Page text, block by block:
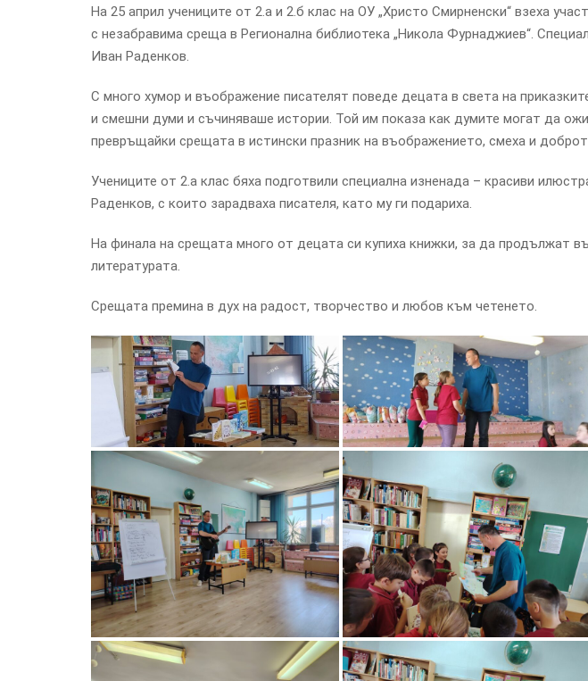
На 25 април учениците от 2.а и 2.б клас на ОУ „Христо Смирненски“ взеха
с незабравима среща в Регионална библиотека „Никола Фурнаджиев“.
Иван Раденков.
С много хумор и въображение писателят поведе децата в света на
и смешни думи и съчиняваше истории. Той им показа как думите могат да
превръщайки срещата в истински празник на въображението, смеха и
Учениците от 2.а клас бяха подготвили специална изненада – красиви
Раденков, с които зарадваха писателя, като му ги подариха.
На финала на срещата много от децата си купиха книжки, за да продължат
литературата.
Срещата премина в дух на радост, творчество и любов към четенето.